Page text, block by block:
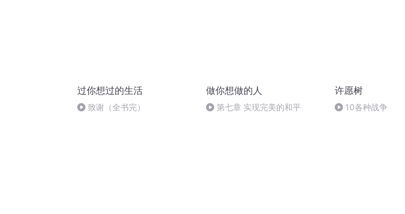
过你想过的生活
致谢（全书完）
做你想做的人
第七章 实现完美的和平
许愿树
10各种战争